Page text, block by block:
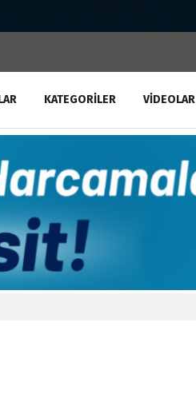
KATEGORILER VIDEOLAR